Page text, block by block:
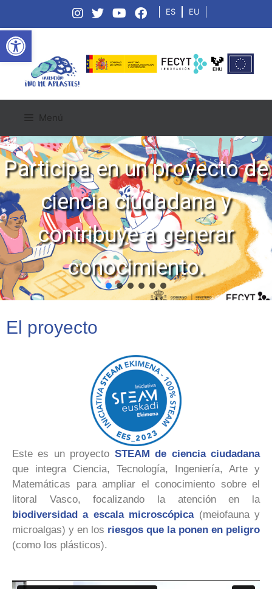
Open toolbar
ES EU
Menú
Participa en un proyecto de
ciencia ciudadana y
contribuye a generar
conocimiento.
El proyecto
Este es un proyecto STEAM de ciencia ciudadana
que integra Ciencia, Tecnología, Ingeniería, Arte y
Matemáticas para ampliar el conocimiento sobre el
litoral Vasco, focalizando la atención en la
biodiversidad a escala microscópica(meiofauna y
microalgas) y en los riesgos que la ponen en peligro
(como los plásticos).